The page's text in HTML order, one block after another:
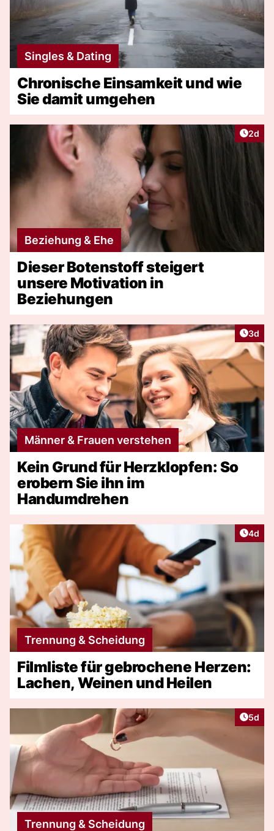
Singles & Dating
Chronische Einsamkeit und wie
Sie damit umgehen
2d
Beziehung & Ehe
Dieser Botenstoff steigert
unsere Motivation in
Beziehungen
3d
Männer & Frauen verstehen
Kein Grund für Herzklopfen: So
erobern Sie ihn im
Handumdrehen
4d
Trennung & Scheidung
Filmliste für gebrochene Herzen:
Lachen, Weinen und Heilen
5d
Trennung & Scheidung